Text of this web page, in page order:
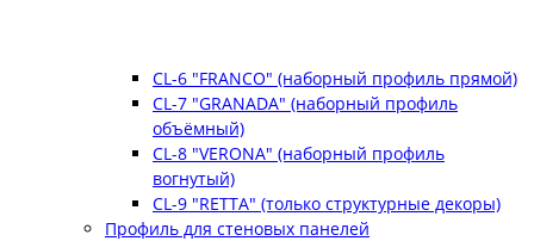
CL-6 "FRANCO" (наборный профиль прямой)
CL-7 "GRANADA" (наборный профиль
объёмный)
CL-8 "VERONA" (наборный профиль
вогнутый)
CL-9 "RETTA" (только структурные декоры)
Профиль для стеновых панелей